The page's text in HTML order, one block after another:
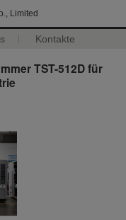
Limited
Kontakte
TST-512D für